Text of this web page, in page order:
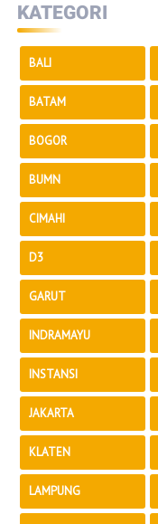
KATEGORI
BALI
BATAM
BOGOR
BUMN
CIMAHI
D3
GARUT
INDRAMAYU
INSTANSI
JAKARTA
KLATEN
LAMPUNG